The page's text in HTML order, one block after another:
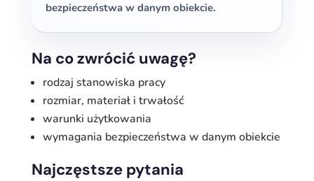
bezpieczeństwa w danym obiekcie.
Na co zwrócić uwagę?
rodzaj stanowiska pracy
rozmiar, materiał i trwałość
warunki użytkowania
wymagania bezpieczeństwa w danym obiekcie
Najczęstsze pytania